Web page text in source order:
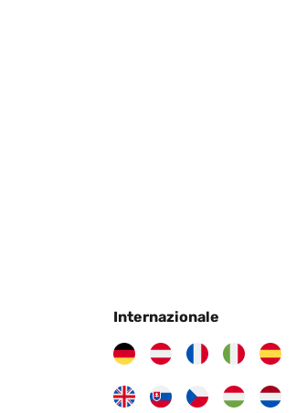
Internazionale